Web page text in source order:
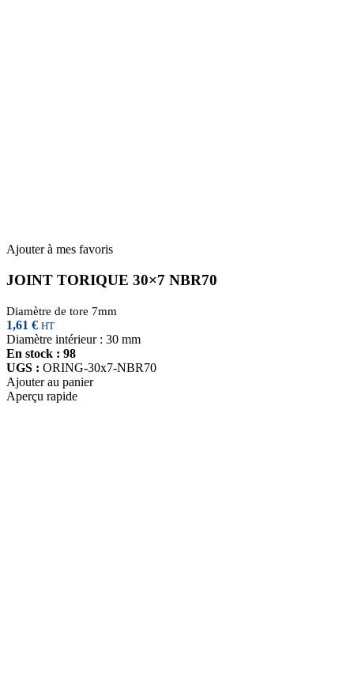
Ajouter à mes favoris
JOINT TORIQUE 30×7 NBR70
Diamètre de tore 7mm
1,61 € HT
Diamètre intérieur : 30 mm
En stock : 98
UGS : ORING-30x7-NBR70
Ajouter au panier
Aperçu rapide